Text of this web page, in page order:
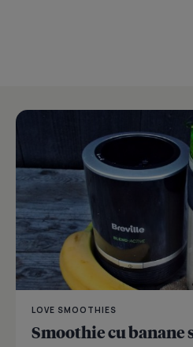
LOVE SMOOTHIES
Smoothie cu banane